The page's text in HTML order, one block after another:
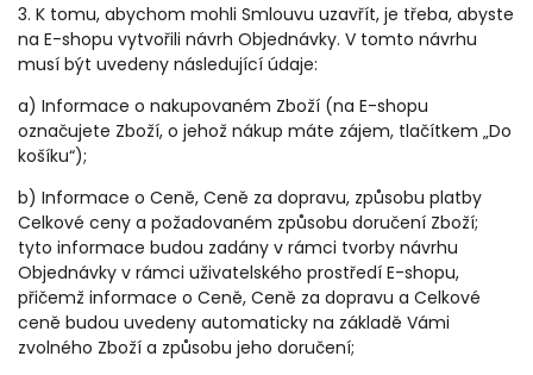
3. K tomu, abychom mohli Smlouvu uzavřít, je třeba, abyste
na E-shopu vytvořili návrh Objednávky. V tomto návrhu
musí být uvedeny následující údaje:
a) Informace o nakupovaném Zboží (na E-shopu
označujete Zboží, o jehož nákup máte zájem, tlačítkem „Do
košíku“);
b) Informace o Ceně, Ceně za dopravu, způsobu platby
Celkové ceny a požadovaném způsobu doručení Zboží;
tyto informace budou zadány v rámci tvorby návrhu
Objednávky v rámci uživatelského prostředí E-shopu,
přičemž informace o Ceně, Ceně za dopravu a Celkové
ceně budou uvedeny automaticky na základě Vámi
zvolného Zboží a způsobu jeho doručení;